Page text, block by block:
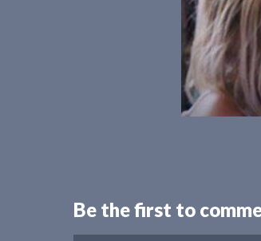
Be the first to